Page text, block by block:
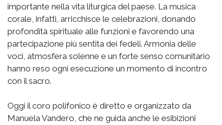
importante nella vita liturgica del paese. La musica
corale, infatti, arricchisce le celebrazioni, donando
profondità spirituale alle funzioni e favorendo una
partecipazione più sentita dei fedeli. Armonia delle
voci, atmosfera solenne e un forte senso comunitario
hanno reso ogni esecuzione un momento di incontro
con il sacro.
Oggi il coro polifonico è diretto e organizzato da
Manuela Vandero, che ne guida anche le esibizioni